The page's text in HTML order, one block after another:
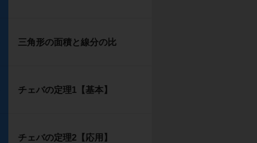
三角形の面積と線分の比
チェバの定理1【基本】
チェバの定理2【応用】